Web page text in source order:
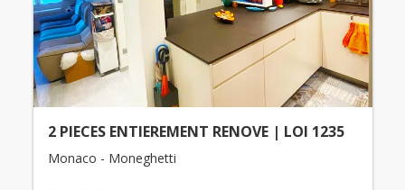
2 PIECES ENTIEREMENT RENOVE | LOI 1235
Monaco - Moneghetti